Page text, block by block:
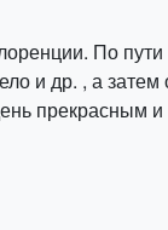
По
и др. , а затем